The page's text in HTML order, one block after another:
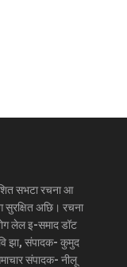
सभटा रचना आ
सुरक्षित अछि। रचना
लेल इ-समाद डॉट
झा, संपादक- कुमुद
संपादक- नीलू